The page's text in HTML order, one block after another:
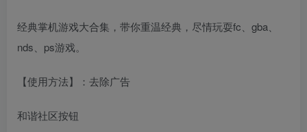
经典掌机游戏大合集，带你重温经典，尽情玩耍fc、gba、
nds、ps游戏。
【使用方法】：去除广告
和谐社区按钮